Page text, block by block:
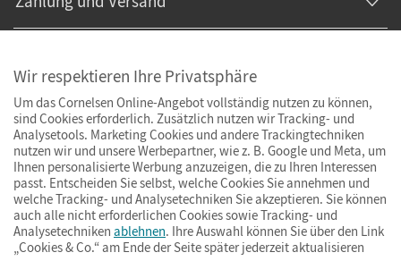
Wir respektieren Ihre Privatsphäre
Um das Cornelsen Online-Angebot vollständig nutzen zu können,
sind Cookies erforderlich. Zusätzlich nutzen wir Tracking- und
Analysetools. Marketing Cookies und andere Trackingtechniken
nutzen wir und unsere Werbepartner, wie z. B. Google und Meta, um
Ihnen personalisierte Werbung anzuzeigen, die zu Ihren Interessen
passt. Entscheiden Sie selbst, welche Cookies Sie annehmen und
welche Tracking- und Analysetechniken Sie akzeptieren. Sie können
auch alle nicht erforderlichen Cookies sowie Tracking- und
Analysetechniken ablehnen. Ihre Auswahl können Sie über den Link
„Cookies & Co.“ am Ende der Seite später jederzeit aktualisieren